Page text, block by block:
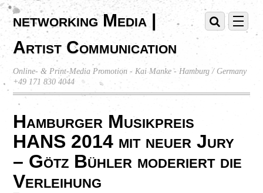
networking Media |
Artist Communication
Online- & Print-Media Promotion - Kai Manke - Hamburg / Germany
+49 171 830 4044
Hamburger Musikpreis
HANS 2014 mit neuer Jury
– Götz Bühler moderiert die
Verleihung